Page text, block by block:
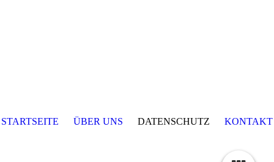
STARTSEITE ÜBER UNS DATENSCHUTZ KONTAKT